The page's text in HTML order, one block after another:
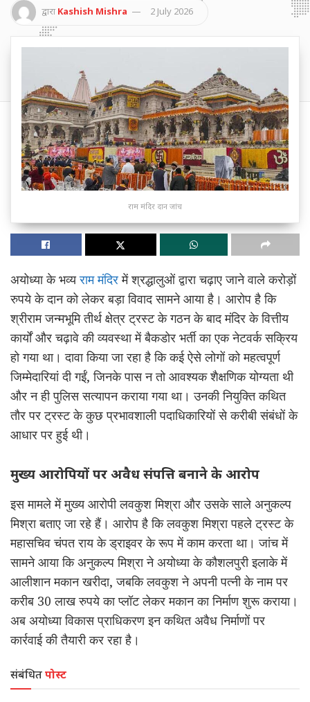
द्वारा Kashish Mishra 2 July 2026
राम मंदिर दान जांच
अयोध्या के भव्यराम मंदिरमें श्रद्धालुओं द्वारा चढ़ाए जाने वाले करोड़ों
रुपये के दान को लेकर बड़ा विवाद सामने आया है। आरोप है कि
श्रीराम जन्मभूमि तीर्थ क्षेत्र ट्रस्ट के गठन के बाद मंदिर के वित्तीय
कार्यों और चढ़ावे की व्यवस्था में बैकडोर भर्ती का एक नेटवर्क सक्रिय
हो गया था। दावा किया जा रहा है कि कई ऐसे लोगों को महत्वपूर्ण
जिम्मेदारियां दी गईं, जिनके पास न तो आवश्यक शैक्षणिक योग्यता थी
और न ही पुलिस सत्यापन कराया गया था। उनकी नियुक्ति कथित
तौर पर ट्रस्ट के कुछ प्रभावशाली पदाधिकारियों से करीबी संबंधों के
आधार पर हुई थी।
मुख्य आरोपियों पर अवैध संपत्ति बनाने के आरोप
इस मामले में मुख्य आरोपी लवकुश मिश्रा और उसके साले अनुकल्प
मिश्रा बताए जा रहे हैं। आरोप है कि लवकुश मिश्रा पहले ट्रस्ट के
महासचिव चंपत राय के ड्राइवर के रूप में काम करता था। जांच में
सामने आया कि अनुकल्प मिश्रा ने अयोध्या के कौशलपुरी इलाके में
आलीशान मकान खरीदा, जबकि लवकुश ने अपनी पत्नी के नाम पर
करीब 30 लाख रुपये का प्लॉट लेकर मकान का निर्माण शुरू कराया।
अब अयोध्या विकास प्राधिकरण इन कथित अवैध निर्माणों पर
कार्रवाई की तैयारी कर रहा है।
संबंधितपोस्ट